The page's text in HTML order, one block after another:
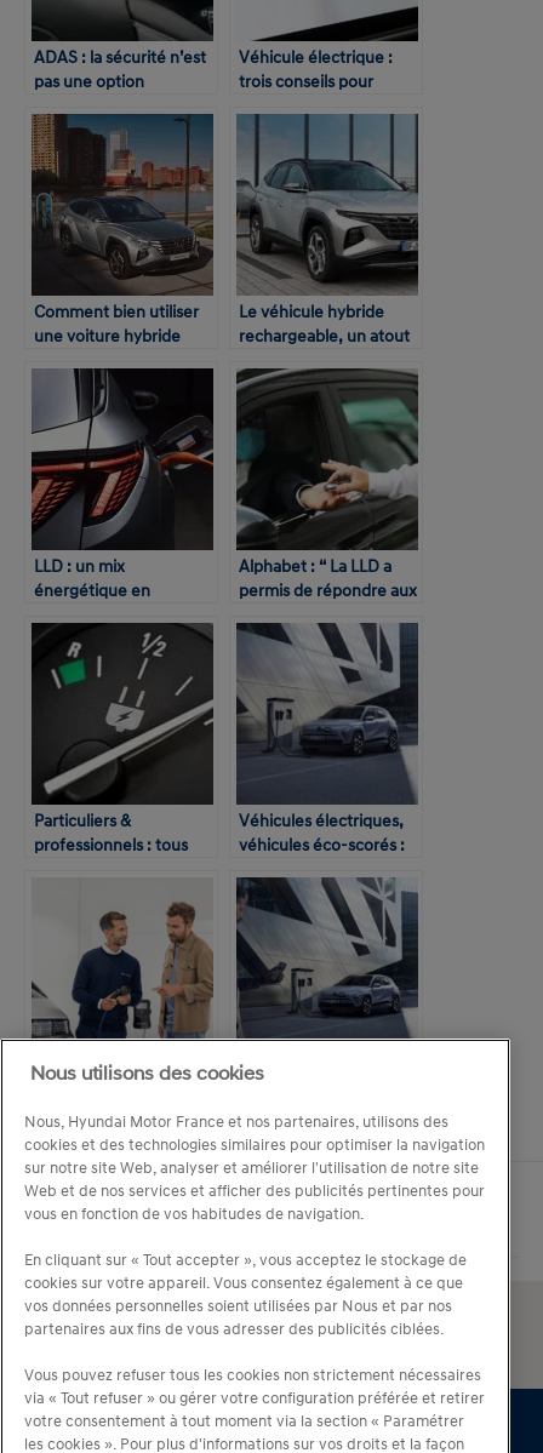
ADAS : la sécurité n’est
pas une option
Véhicule électrique :
trois conseils pour
autonomie
Comment bien utiliser
une voiture hybride
Le véhicule hybride
rechargeable, un atout
des flottes
LLD : un mix
énergétique en
Alphabet : “ La LLD a
permis de répondre aux
gestionnaires de flotte
en temps de crise”
Particuliers &
professionnels : tous
Véhicules électriques,
véhicules éco-scorés :
les flottes d’entreprise ?
Flotte électrique :
suffit pas à faire les bons
choix
Le guide pour installer
électrique en entreprise
Nous utilisons des cookies
Nous, Hyundai Motor France et nos partenaires, utilisons des
cookies et des technologies similaires pour optimiser la navigation
sur notre site Web, analyser et améliorer l'utilisation de notre site
Web et de nos services et afficher des publicités pertinentes pour
vous en fonction de vos habitudes de navigation.
En cliquant sur « Tout accepter », vous acceptez le stockage de
cookies sur votre appareil. Vous consentez également à ce que
vos données personnelles soient utilisées par Nous et par nos
partenaires aux fins de vous adresser des publicités ciblées.
Vous pouvez refuser tous les cookies non strictement nécessaires
via « Tout refuser » ou gérer votre configuration préférée et retirer
votre consentement à tout moment via la section « Paramétrer
les cookies ». Pour plus d'informations sur vos droits et la façon